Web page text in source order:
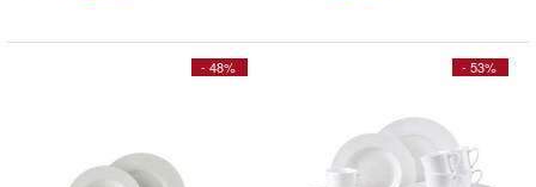
- 48% - 53%